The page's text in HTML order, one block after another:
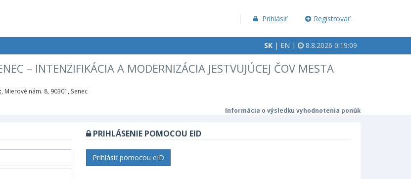
Prihlásiť Registrovať
SK | EN | 8.8.2026 0:19:10
– INTENZIFIKÁCIA A MODERNIZÁCIA JESTVUJÚCEJ ČOV MESTA
, Mierové nám. 8, 90301, Senec
Informácia o výsledku vyhodnotenia ponúk
PRIHLÁSENIE POMOCOU EID
Prihlásiť pomocou eID